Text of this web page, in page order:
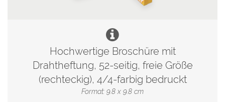
Hochwertige Broschüre mit
Drahtheftung, 52-seitig, freie Größe
(rechteckig), 4/4-farbig bedruckt
Format: 9.8 x 9.8 cm